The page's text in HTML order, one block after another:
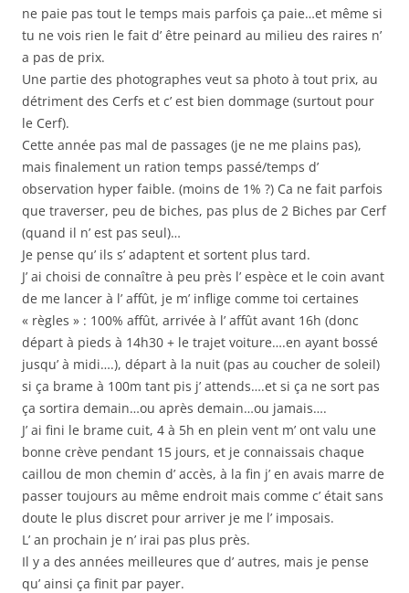
ne paie pas tout le temps mais parfois ça paie…et même si
tu ne vois rien le fait d’ être peinard au milieu des raires n’
a pas de prix.
Une partie des photographes veut sa photo à tout prix, au
détriment des Cerfs et c’ est bien dommage (surtout pour
le Cerf).
Cette année pas mal de passages (je ne me plains pas),
mais finalement un ration temps passé/temps d’
observation hyper faible. (moins de 1% ?) Ca ne fait parfois
que traverser, peu de biches, pas plus de 2 Biches par Cerf
(quand il n’ est pas seul)…
Je pense qu’ ils s’ adaptent et sortent plus tard.
J’ ai choisi de connaître à peu près l’ espèce et le coin avant
de me lancer à l’ affût, je m’ inflige comme toi certaines
« règles » : 100% affût, arrivée à l’ affût avant 16h (donc
départ à pieds à 14h30 + le trajet voiture….en ayant bossé
jusqu’ à midi….), départ à la nuit (pas au coucher de soleil)
si ça brame à 100m tant pis j’ attends….et si ça ne sort pas
ça sortira demain…ou après demain…ou jamais….
J’ ai fini le brame cuit, 4 à 5h en plein vent m’ ont valu une
bonne crève pendant 15 jours, et je connaissais chaque
caillou de mon chemin d’ accès, à la fin j’ en avais marre de
passer toujours au même endroit mais comme c’ était sans
doute le plus discret pour arriver je me l’ imposais.
L’ an prochain je n’ irai pas plus près.
Il y a des années meilleures que d’ autres, mais je pense
qu’ ainsi ça finit par payer.